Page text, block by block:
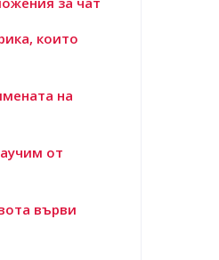
които
на
от
върви